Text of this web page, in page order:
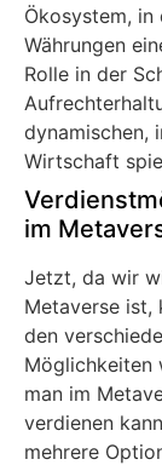
Ökosystem,
Währungen
Rolle in der
dynamischen,
Wirtschaft
im
Jetzt, da wir
Metaverse ist,
den
Möglichkeiten
man im
verdienen
mehrere